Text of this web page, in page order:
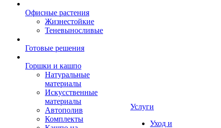
Офисные растения
Жизнестойкие
Теневыносливые
Готовые решения
Горшки и кашпо
Натуральные
материалы
Искусственные
материалы
Автополив
Комплекты
Услуги
Уход и